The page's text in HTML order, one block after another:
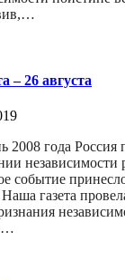
– 26 августа
2008 года Россия
независимости
событие
газета